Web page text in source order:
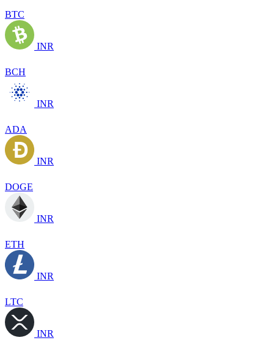
BTC
INR
BCH
INR
ADA
INR
DOGE
INR
ETH
INR
LTC
INR